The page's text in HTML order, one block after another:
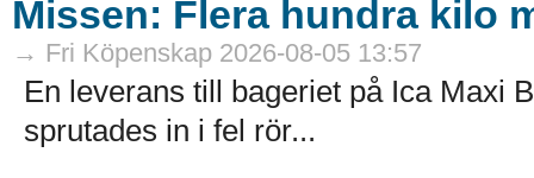
Missen: Flera hundra kilo
→ Fri Köpenskap 2026-08-05 13:57
En leverans till bageriet på Ica Maxi
sprutades in i fel rör...